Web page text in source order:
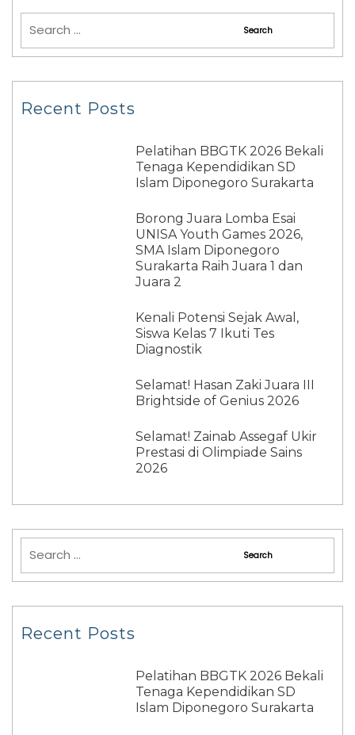
Recent Posts
Pelatihan BBGTK 2026 Bekali
Tenaga Kependidikan SD
Islam Diponegoro Surakarta
Borong Juara Lomba Esai
UNISA Youth Games 2026,
SMA Islam Diponegoro
Surakarta Raih Juara 1 dan
Juara 2
Kenali Potensi Sejak Awal,
Siswa Kelas 7 Ikuti Tes
Diagnostik
Selamat! Hasan Zaki Juara III
Brightside of Genius 2026
Selamat! Zainab Assegaf Ukir
Prestasi di Olimpiade Sains
2026
Recent Posts
Pelatihan BBGTK 2026 Bekali
Tenaga Kependidikan SD
Islam Diponegoro Surakarta